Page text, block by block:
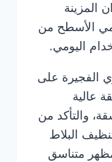
المزينة
الأسطح من
اليومي.
الفجيرة على
عالية
والتأكد من
البلاط
متناسق